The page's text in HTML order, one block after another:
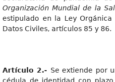
Organización Mundial de la
estipulado en la Ley
Datos Civiles, artículos 85 y 86.
Artículo 2.- Se extiende por